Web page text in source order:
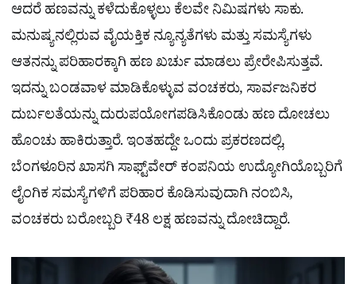
ಆದರೆ ಹಣವನ್ನು ಕಳೆದುಕೊಳ್ಳಲು ಕೆಲವೇ ನಿಮಿಷಗಳು ಸಾಕು.
ಮನುಷ್ಯನಲ್ಲಿರುವ ವೈಯಕ್ತಿಕ ನ್ಯೂನ್ಯತೆಗಳು ಮತ್ತು ಸಮಸ್ಯೆಗಳು
ಆತನನ್ನು ಪರಿಹಾರಕ್ಕಾಗಿ ಹಣ ಖರ್ಚು ಮಾಡಲು ಪ್ರೇರೇಪಿಸುತ್ತವೆ.
ಇದನ್ನು ಬಂಡವಾಳ ಮಾಡಿಕೊಳ್ಳುವ ವಂಚಕರು, ಸಾರ್ವಜನಿಕರ
ದುರ್ಬಲತೆಯನ್ನು ದುರುಪಯೋಗಪಡಿಸಿಕೊಂಡು ಹಣ ದೋಚಲು
ಹೊಂಚು ಹಾಕಿರುತ್ತಾರೆ. ಇಂತಹದ್ದೇ ಒಂದು ಪ್ರಕರಣದಲ್ಲಿ,
ಬೆಂಗಳೂರಿನ ಖಾಸಗಿ ಸಾಫ್ಟ್‌ವೇರ್ ಕಂಪನಿಯ ಉದ್ಯೋಗಿಯೊಬ್ಬರಿಗೆ
ಲೈಂಗಿಕ ಸಮಸ್ಯೆಗಳಿಗೆ ಪರಿಹಾರ ಕೊಡಿಸುವುದಾಗಿ ನಂಬಿಸಿ,
ವಂಚಕರು ಬರೋಬ್ಬರಿ ₹48 ಲಕ್ಷ ಹಣವನ್ನು ದೋಚಿದ್ದಾರೆ.